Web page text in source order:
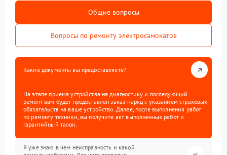
Общие вопросы
Вопросы по ремонту электросамокатов
Какие документы вы предоставляете?
На этапе приема устройства на диагностику и последующий
ремонт вам будет предоставлен заказ-наряд с указанием страховых
обязательств на ваше устройство. Далее, после выполнения работ
по ремонту техники, вы получите акт выполненных работ и
гарантийный талон.
Я уже знаю в чем неисправность и какой